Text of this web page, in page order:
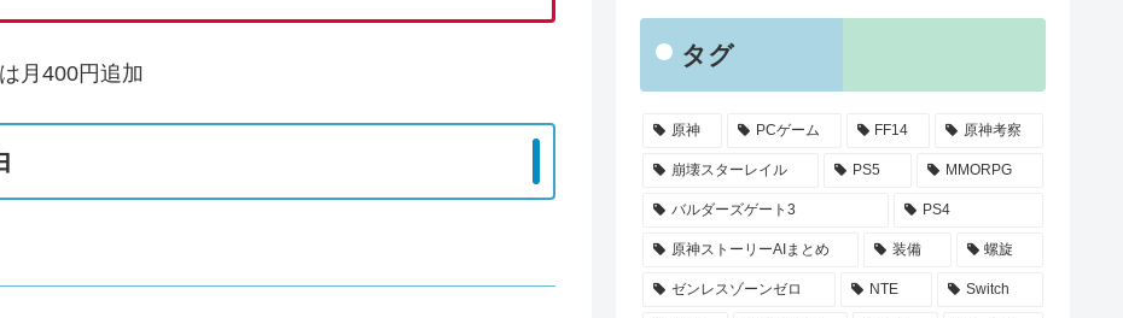
月400円追加
タグ
原神 PCゲーム FF14 原神考察
崩壊スターレイル PS5 MMORPG
バルダーズゲート3 PS4
原神ストーリーAIまとめ 装備 螺旋
ゼンレスゾーンゼロ NTE Switch